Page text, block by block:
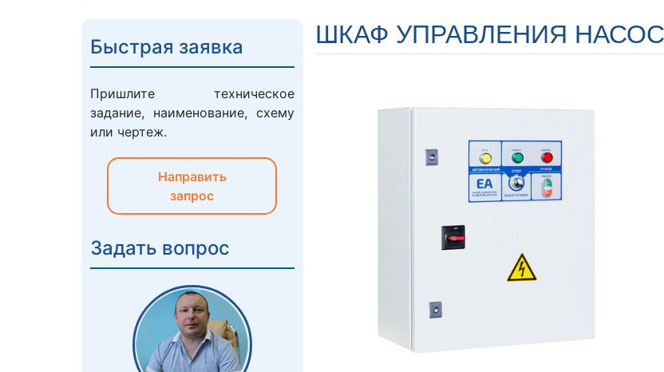
ШКАФ УПРАВЛЕНИЯ
Быстрая заявка
Пришлите техническое
задание, наименование, схему
или чертеж.
Направить
запрос
Задать вопрос